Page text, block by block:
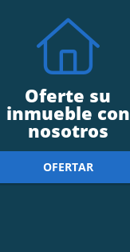
Oferte su
inmueble con
nosotros
OFERTAR